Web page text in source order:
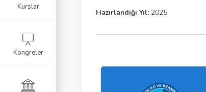
Hazırlandığı Yıl: 2025
Kurslar
Kongreler
| EN